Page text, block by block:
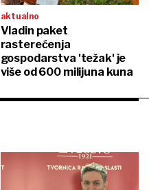
aktualno
Vladin paket
rasterećenja
gospodarstva 'težak' je
više od 600 milijuna kuna